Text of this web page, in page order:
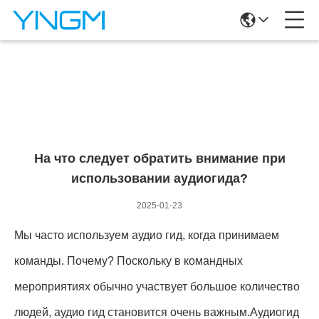
На что следует обратить внимание при
использовании аудиогида?
2025-01-23
Мы часто используем аудио гид, когда принимаем
команды. Почему? Поскольку в командных
мероприятиях обычно участвует большое количество
людей, аудио гид становится очень важным.Аудиогид